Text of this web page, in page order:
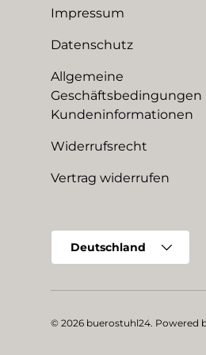
Impressum
Datenschutz
Allgemeine
Geschäftsbedingungen
Kundeninformationen
Widerrufsrecht
Vertrag widerrufen
Deutschland
© 2026 buerostuhl24. Powered